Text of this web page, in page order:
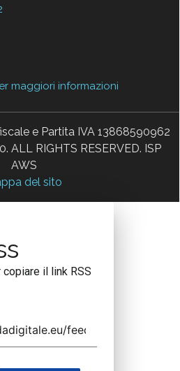
maggiori informazioni
e Partita IVA 13868590962
RIGHTS RESERVED. ISP
AWS
del sito
il link RSS